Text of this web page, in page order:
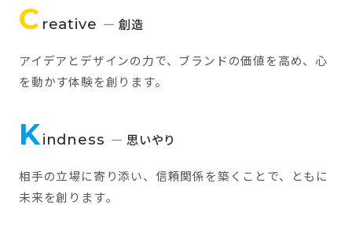
C reative — 創造
アイデアとデザインの力で、ブランドの価値を高め、心
を動かす体験を創ります。
Kindness — 思いやり
相手の立場に寄り添い、信頼関係を築くことで、ともに
未来を創ります。